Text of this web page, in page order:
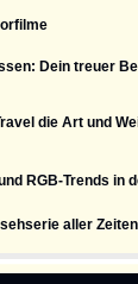
Dein treuer
die Art und
RGB-Trends in
aller Zeiten